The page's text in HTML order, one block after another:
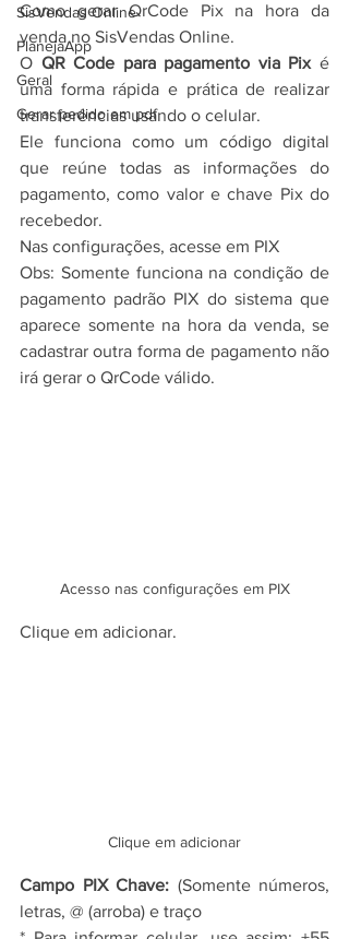
SisVendas Online
PlanejaApp
Geral
Gerar pedido em pdf
Como gerar QrCode Pix na hora da
venda no SisVendas Online.
O QR Code para pagamento via Pix é
uma forma rápida e prática de realizar
transferências usando o celular.
Ele funciona como um código digital
que reúne todas as informações do
pagamento, como valor e chave Pix do
recebedor.
Nas configurações, acesse em PIX
Obs: Somente funciona na condição de
pagamento padrão PIX do sistema que
aparece somente na hora da venda, se
cadastrar outra forma de pagamento não
irá gerar o QrCode válido.
Acesso nas configurações em PIX
Clique em adicionar.
Clique em adicionar
Campo PIX Chave: (Somente números,
letras, @ (arroba) e traço